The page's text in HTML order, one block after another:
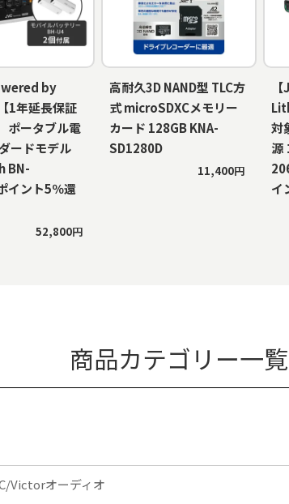
by
1年延長保証
ポータブル電
ードモデル
BN-
イント5％還
52,800円
高耐久3D NAND型 TLC方
式 microSDXCメモリー
カード 128GB KNA-
SD1280D
11,400円
対
源
イ
商品カテゴリー一覧
Victorオーディオ